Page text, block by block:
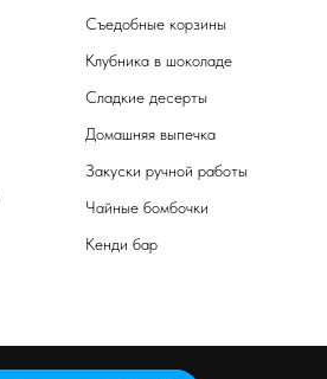
Съедобные корзины
Клубника в шоколаде
Сладкие десерты
Домашняя выпечка
Закуски ручной работы
Чайные бомбочки
Кенди бар